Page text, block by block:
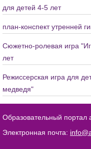
для детей 4-5 лет
план-конспект утренней
Сюжетно-ролевая игра
лет
Режиссерская игра для
медведя"
Образовательный портал
Электронная почта: